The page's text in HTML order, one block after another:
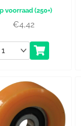
(250+)
€4,42
Aantal